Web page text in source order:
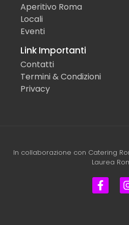
Aperitivo Roma
Locali
Eventi
Link Importanti
Contatti
Termini & Condizioni
Privacy
In collaborazione con Catering
Laurea